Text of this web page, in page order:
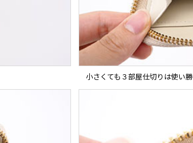
小さくても３部屋仕切りは使い